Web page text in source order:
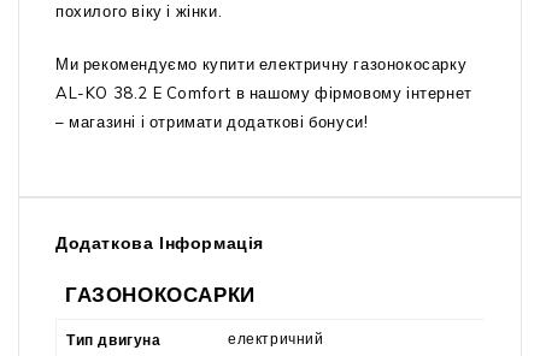
похилого віку і жінки.
Ми рекомендуємо купити електричну газонокосарку
AL-KO 38.2 E Comfort в нашому фірмовому інтернет
– магазині і отримати додаткові бонуси!
Додаткова Інформація
ГАЗОНОКОСАРКИ
Тип двигуна електричний